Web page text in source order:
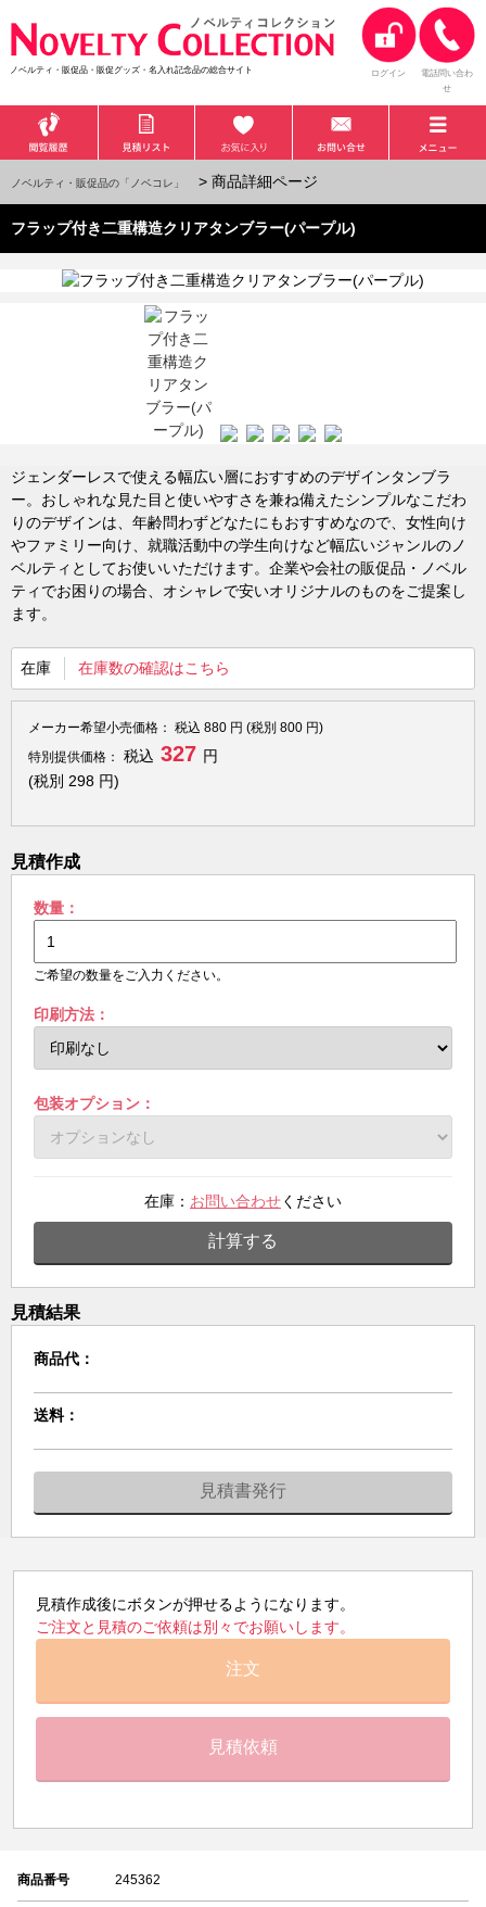
ノベルティ・販促品・販促グッズ・名入れ記念品の総合サイト ログイン
電話問い合わ
せ
ノベルティ・販促品の「ノベコレ」 > 商品詳細ページ
フラップ付き二重構造クリアタンブラー(パープル)
ジェンダーレスで使える幅広い層におすすめのデザインタンブラ
ー。おしゃれな見た目と使いやすさを兼ね備えたシンプルなこだわ
りのデザインは、年齢問わずどなたにもおすすめなので、女性向け
やファミリー向け、就職活動中の学生向けなど幅広いジャンルのノ
ベルティとしてお使いいただけます。企業や会社の販促品・ノベル
ティでお困りの場合、オシャレで安いオリジナルのものをご提案し
ます。
在庫 在庫数の確認はこちら
メーカー希望小売価格： 税込 880 円 (税別 800 円)
特別提供価格：
税込 327 円
(税別 298 円)
見積作成
数量：
ご希望の数量をご入力ください。
印刷方法：
包装オプション：
在庫： お問い合わせください
計算する
見積結果
商品代：
送料：
見積書発行
見積作成後にボタンが押せるようになります。
ご注文と見積のご依頼は別々でお願いします。
注文
見積依頼
商品番号 245362